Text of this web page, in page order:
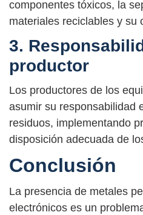
componentes tóxicos, la
materiales reciclables y su
3.
productor
Los productores de los
asumir su responsabilidad
residuos, implementando
disposición adecuada de
Conclusión
La presencia de metales
electrónicos es un